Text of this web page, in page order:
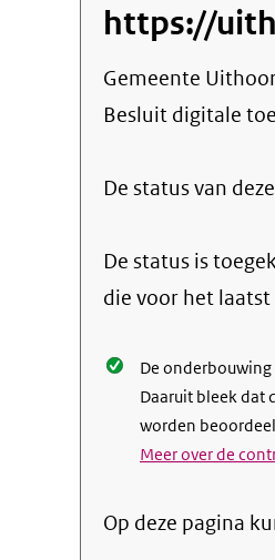
https://
Gemeente
Besluit digitale
De status van deze
De status is
die voor het
De
Daaruit bleek dat
worden
Meer over de
Op deze pagina